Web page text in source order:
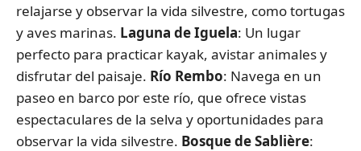
relajarse y observar la vida silvestre, como tortugas
y aves marinas. Laguna de Iguela: Un lugar
perfecto para practicar kayak, avistar animales y
disfrutar del paisaje. Río Rembo: Navega en un
paseo en barco por este río, que ofrece vistas
espectaculares de la selva y oportunidades para
observar la vida silvestre. Bosque de Sablière: